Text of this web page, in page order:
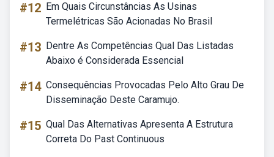
#12 Em Quais Circunstâncias As Usinas
Termelétricas São Acionadas No Brasil
#13 Dentre As Competências Qual Das Listadas
Abaixo é Considerada Essencial
#14 Consequências Provocadas Pelo Alto Grau De
Disseminação Deste Caramujo.
#15 Qual Das Alternativas Apresenta A Estrutura
Correta Do Past Continuous